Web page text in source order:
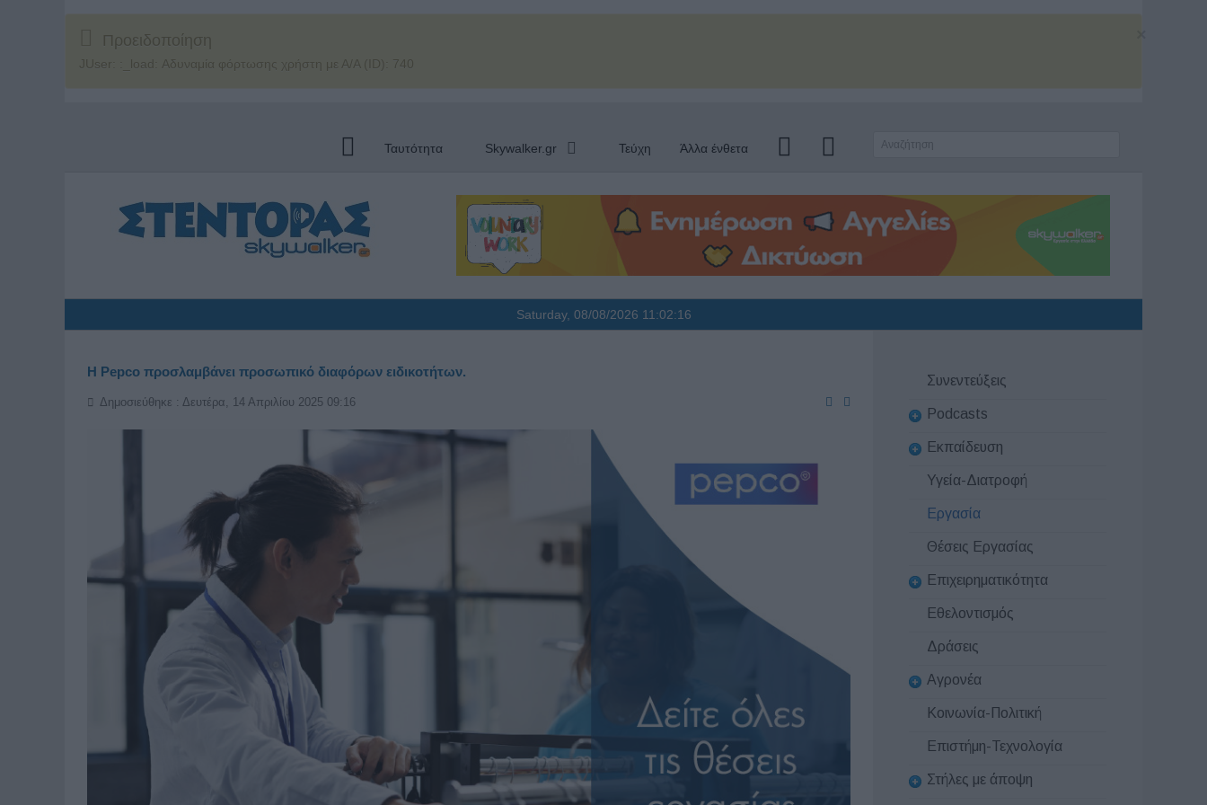
Προειδοποίηση
JUser: :_load: Αδυναμία φόρτωσης χρήστη με Α/Α (ID): 740
Ταυτότητα Skywalker.gr Τεύχη Άλλα ένθετα
Saturday, 08/08/2026 11:02:17
Η Pepco προσλαμβάνει προσωπικό διαφόρων ειδικοτήτων.
Δημοσιεύθηκε : Δευτέρα, 14 Απριλίου 2025 09:16
Συνεντεύξεις
Podcasts
Εκπαίδευση
Υγεία-Διατροφή
Εργασία
Θέσεις Εργασίας
Επιχειρηματικότητα
Εθελοντισμός
Δράσεις
Αγρονέα
Κοινωνία-Πολιτική
Επιστήμη-Τεχνολογία
Στήλες με άποψη